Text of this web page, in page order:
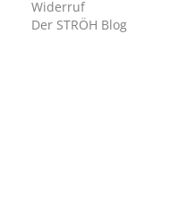
Widerruf
Der STRÖH Blog